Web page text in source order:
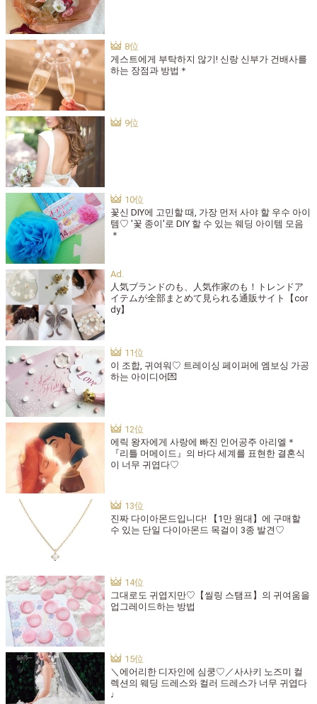
게스트에게 부탁하지 않기! 신랑 신부가 건배사를
하는 장점과 방법＊
꽃신 DIY에 고민할 때, 가장 먼저 사야 할 우수 아이
템♡ '꽃 종이'로 DIY 할 수 있는 웨딩 아이템 모음
＊
人気ブランドのも、人気作家のも！トレンドア
イテムが全部まとめて見られる通販サイト【cor
dy】
이 조합, 귀여워♡ 트레이싱 페이퍼에 엠보싱 가공
하는 아이디어💌
에릭 왕자에게 사랑에 빠진 인어공주 아리엘＊
『리틀 머메이드』의 바다 세계를 표현한 결혼식
이 너무 귀엽다♡
진짜 다이아몬드입니다! 【1만 원대】에 구매할
수 있는 단일 다이아몬드 목걸이 3종 발견♡
그대로도 귀엽지만♡【씰링 스탬프】의 귀여움을
업그레이드하는 방법
＼에어리한 디자인에 심쿵♡／사사키 노즈미 컬
렉션의 웨딩 드레스와 컬러 드레스가 너무 귀엽다
♩